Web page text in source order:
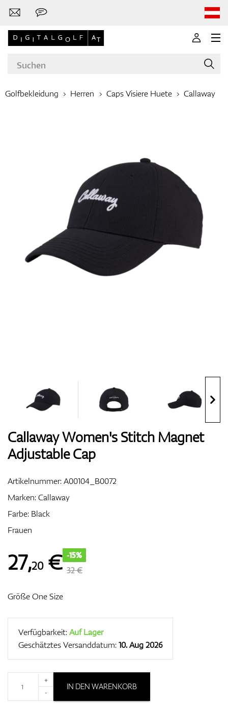
Golfschläger
Bekleidung
Bags
Entfernungsmesser & GPS
Golfbekleidung Herren Caps Visiere Huete Callaway
Callaway Women's Stitch Magnet
Adjustable Cap
Artikelnummer:A00104_B0072
Marken:Callaway
Farbe: Black
Frauen
27,20€ -15%
32 €
Größe One Size
Verfügbarkeit:Auf Lager
Geschätztes Versanddatum:10. Aug 2026
+
-
IN DEN WARENKORB